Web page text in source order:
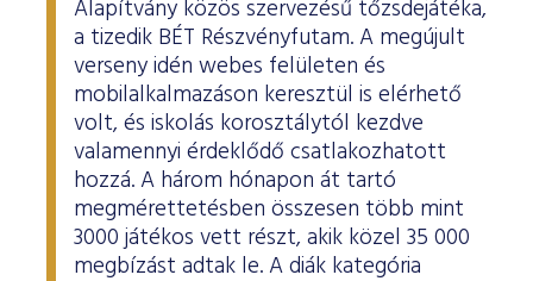
Alapítvány közös szervezésű tőzsdejátéka,
a tizedik BÉT Részvényfutam. A megújult
verseny idén webes felületen és
mobilalkalmazáson keresztül is elérhető
volt, és iskolás korosztálytól kezdve
valamennyi érdeklődő csatlakozhatott
hozzá. A három hónapon át tartó
megmérettetésben összesen több mint
3000 játékos vett részt, akik közel 35 000
megbízást adtak le. A diák kategória